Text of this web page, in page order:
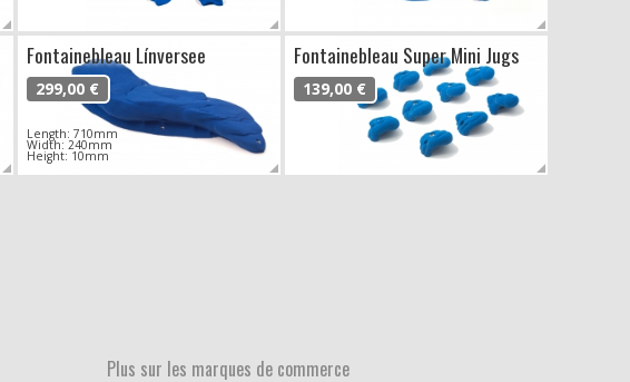
Fontainebleau Línversee
299,00 €
Length: 710mm
Width: 240mm
Height: 10mm
Fontainebleau Super Mini Jugs
139,00 €
Plus sur les marques de commerce